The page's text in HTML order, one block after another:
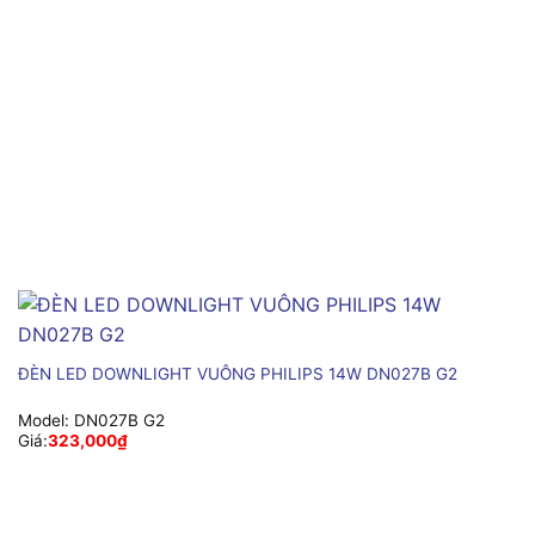
ĐÈN LED DOWNLIGHT VUÔNG PHILIPS 14W DN027B G2
Model: DN027B G2
Giá:323,000₫